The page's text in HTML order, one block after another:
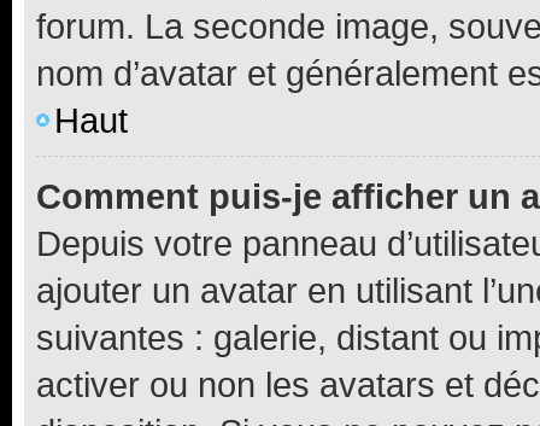
forum. La seconde image,
nom d’avatar et généralement
Haut
Comment puis-je afficher un
Depuis votre panneau
ajouter un avatar en utilisant
suivantes : galerie, distant ou
activer ou non les avatars et